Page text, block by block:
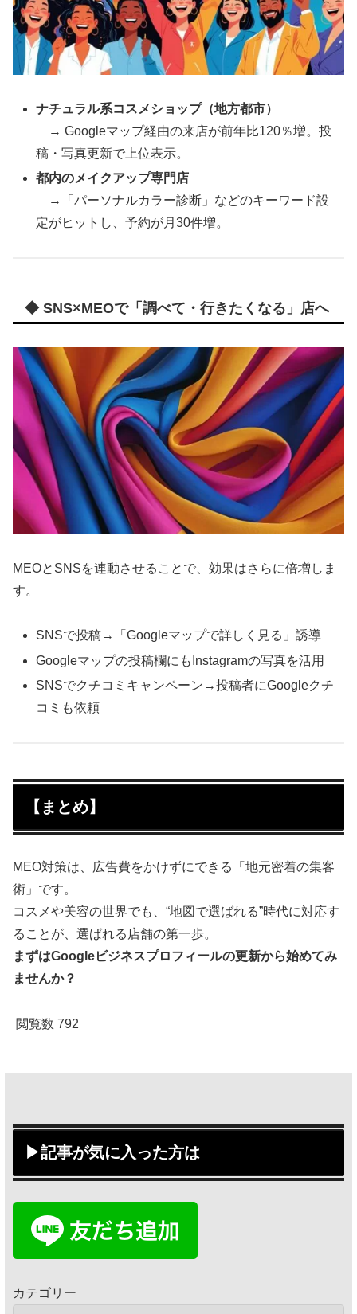
ナチュラル系コスメショップ（地方都市）
→ Googleマップ経由の来店が前年比120％増。投
稿・写真更新で上位表示。
都内のメイクアップ専門店
→「パーソナルカラー診断」などのキーワード設
定がヒットし、予約が月30件増。
◆ SNS×MEOで「調べて・行きたくなる」店へ
MEOとSNSを連動させることで、効果はさらに倍増しま
す。
SNSで投稿→「Googleマップで詳しく見る」誘導
Googleマップの投稿欄にもInstagramの写真を活用
SNSでクチコミキャンペーン→投稿者にGoogleクチ
コミも依頼
【まとめ】
MEO対策は、広告費をかけずにできる「地元密着の集客
術」です。
コスメや美容の世界でも、“地図で選ばれる”時代に対応す
ることが、選ばれる店舗の第一歩。
まずはGoogleビジネスプロフィールの更新から始めてみ
ませんか？
閲覧数 792
▶記事が気に入った方は
カテゴリー